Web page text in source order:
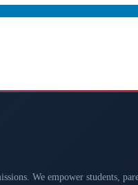
We empower students,